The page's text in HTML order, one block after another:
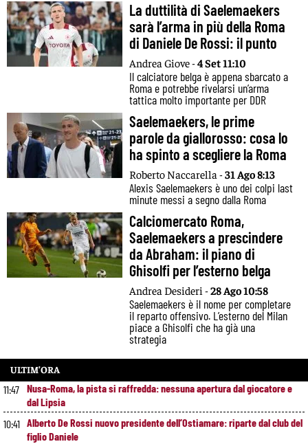
La duttilità di Saelemaekers
sarà l’arma in più della Roma
di Daniele De Rossi: il punto
Andrea Giove -4 Set 11:10
Il calciatore belga è appena sbarcato a
Roma e potrebbe rivelarsi un’arma
tattica molto importante per DDR
Saelemaekers, le prime
parole da giallorosso: cosa lo
ha spinto a scegliere la Roma
Roberto Naccarella -31 Ago 8:13
Alexis Saelemaekers è uno dei colpi last
minute messi a segno dalla Roma
Calciomercato Roma,
Saelemaekers a prescindere
da Abraham: il piano di
Ghisolfi per l’esterno belga
Andrea Desideri -28 Ago 10:58
Saelemaekers è il nome per completare
il reparto offensivo. L’esterno del Milan
piace a Ghisolfi che ha già una
strategia
ULTIM’ORA
11:47 Nusa-Roma, la pista si raffredda: nessuna apertura dal giocatore e
dal Lipsia
10:41 Alberto De Rossi nuovo presidente dell’Ostiamare: riparte dal club del
figlio Daniele